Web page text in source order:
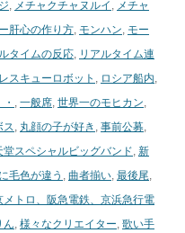
, メチャクチャヌルイ , メチャ
肝心の作り方, モンハン, モー
タイムの反応, リアルタイム連
レスキューロボット , ロシア船内,
, 一般席, 世界一のモヒカン,
ス, 丸顔の子が好き , 事前公募,
堂スペシャルビッグバンド, 新
毛色が違う , 曲者揃い, 最後尾,
メトロ、阪急電鉄、京浜急行電
ん, 様々なクリエイター, 歌い手